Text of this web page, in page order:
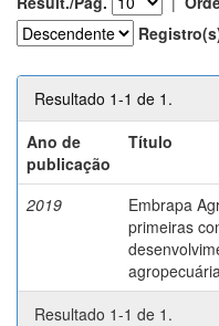
Resultado 1-1 de 1.
Ano de
publicação
Título
2019
Embrapa
primeiras
Resultado 1-1 de 1.